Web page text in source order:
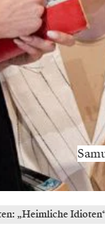
„Heimliche